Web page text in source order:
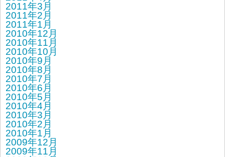
2011年3月
2011年2月
2011年1月
2010年12月
2010年11月
2010年10月
2010年9月
2010年8月
2010年7月
2010年6月
2010年5月
2010年4月
2010年3月
2010年2月
2010年1月
2009年12月
2009年11月